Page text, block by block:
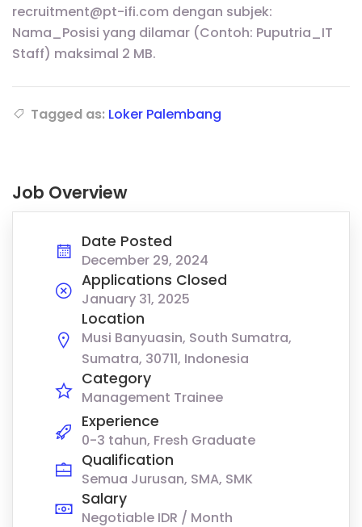
recruitment@pt-ifi.com dengan subjek:
Nama_Posisi yang dilamar (Contoh: Puputria_IT
Staff) maksimal 2 MB.
Tagged as: Loker Palembang
Job Overview
Date Posted
December 29, 2024
Applications Closed
January 31, 2025
Location
Musi Banyuasin, South Sumatra,
Sumatra, 30711, Indonesia
Category
Management Trainee
Experience
0-3 tahun, Fresh Graduate
Qualification
Semua Jurusan, SMA, SMK
Salary
Negotiable IDR / Month